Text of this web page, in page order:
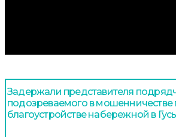
Задержали представителя
подозреваемого в мошенничестве
благоустройстве набережной в